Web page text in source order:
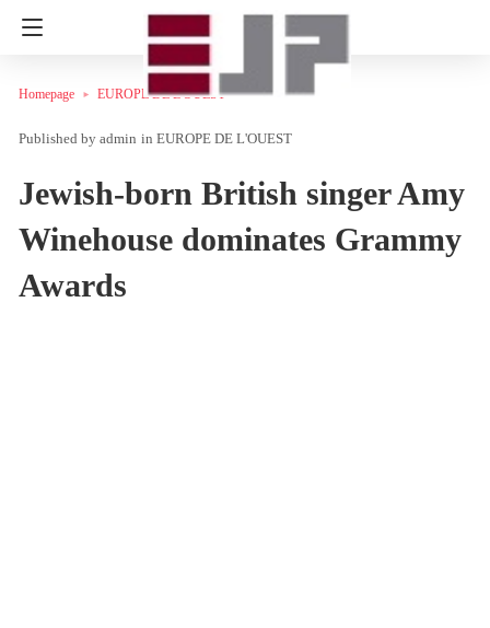
Homepage EUROPE DE L'OUEST
admin in EUROPE DE L'OUEST
Jewish-born British singer Amy
Winehouse dominates Grammy
Awards